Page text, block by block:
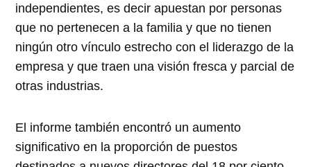
independientes, es decir apuestan por personas
que no pertenecen a la familia y que no tienen
ningún otro vínculo estrecho con el liderazgo de la
empresa y que traen una visión fresca y parcial de
otras industrias.
El informe también encontró un aumento
significativo en la proporción de puestos